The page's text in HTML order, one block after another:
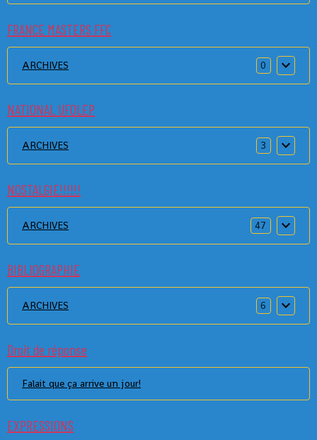
FRANCE MASTERS FFC
ARCHIVES 0
NATIONAL UFOLEP
ARCHIVES 3
NOSTALGIE!!!!!!
ARCHIVES 47
BIBLIOGRAPHIE
ARCHIVES 6
Droit de réponse
Falait que ça arrive un jour!
EXPRESSIONS